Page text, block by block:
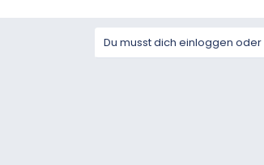
Du musst dich einloggen